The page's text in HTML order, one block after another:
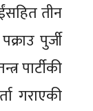
तीन
पुर्जी
पार्टीकी
गराएकी